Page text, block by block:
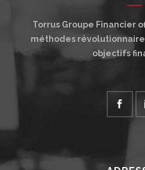
Torrus Groupe Financier
méthodes
objectifs